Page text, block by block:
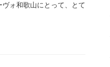
ォ和歌山にとって、とて